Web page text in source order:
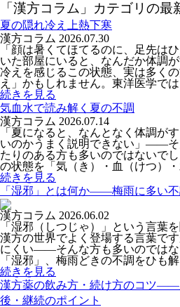
「漢方コラム」カテゴリの最
夏の隠れ冷え上熱下寒
漢方コラム 2026.07.30
「顔は暑くてほてるのに、足先は
いた部屋にいると、なんだか体調
冷えを感じるこの状態、実は多く
え」かもしれません。東洋医学で
続きを見る
気血水で読み解く夏の不調
漢方コラム 2026.07.14
「夏になると、なんとなく体調が
いのかうまく説明できない」――そ
たりのある方も多いのではないで
の状態を「気（き）・血（けつ）
続きを見る
「湿邪」とは何か――梅雨に多い
漢方コラム 2026.06.02
「湿邪（しつじゃ）」という言葉
漢方の世界でよく登場する言葉で
にくい――そんな方も多いのでは
「湿邪」、梅雨どきの不調をひも
続きを見る
漢方薬の飲み方・続け方のコツ――
後・継続のポイント